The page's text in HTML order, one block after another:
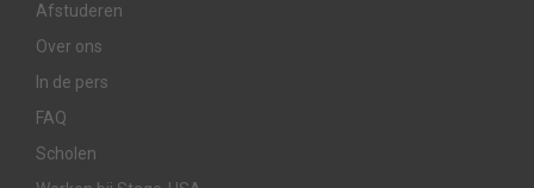
Afstuderen
Over ons
In de pers
FAQ
Scholen